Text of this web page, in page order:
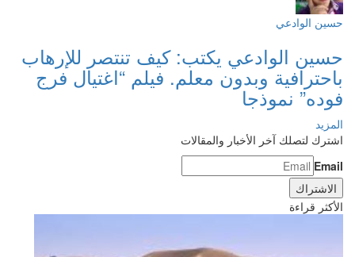
حسين الوادعي
حسين الوادعي يكتب: كيف تنتصر للإرهاب
باحترافية وبدون معلم. فيلم “اغتيال فرج
فوده” نموذجا
المزيد
اشترك لتصلك آخر الأخبار والمقالات
Email
الأكثر قراءة